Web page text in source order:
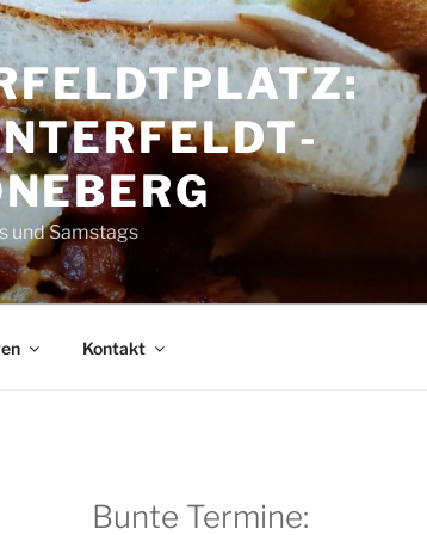
und Samstags
Kontakt
Bunte Termine: